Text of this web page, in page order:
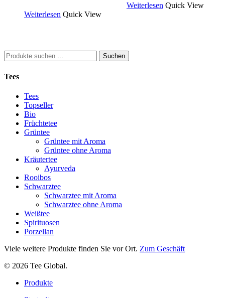
Weiterlesen Quick View
Weiterlesen Quick View
Suchen
nach:
Suchen
Tees
Tees
Topseller
Bio
Früchtetee
Grüntee
Grüntee mit Aroma
Grüntee ohne Aroma
Kräutertee
Ayurveda
Rooibos
Schwarztee
Schwarztee mit Aroma
Schwarztee ohne Aroma
Weißtee
Spirituosen
Porzellan
Viele weitere Produkte finden Sie vor Ort. Zum Geschäft
© 2026 Tee Global.
Close
Produkte